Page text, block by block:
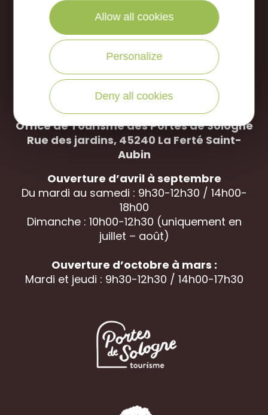
NOUS ÉCRIRE
NOUS APPELER
Office de Tourisme des Portes de Sologne
Rue des jardins, 45240 La Ferté Saint-
Aubin
Ouverture d’avril à septembre
Du mardi au samedi : 9h30-12h30 / 14h00-
18h00
Dimanche : 10h00-12h30 (uniquement en
juillet – août)
Ouverture d’octobre à mars :
Mardi et jeudi : 9h30-12h30 / 14h00-17h30
Allow all cookies
Personalize
Deny all cookies